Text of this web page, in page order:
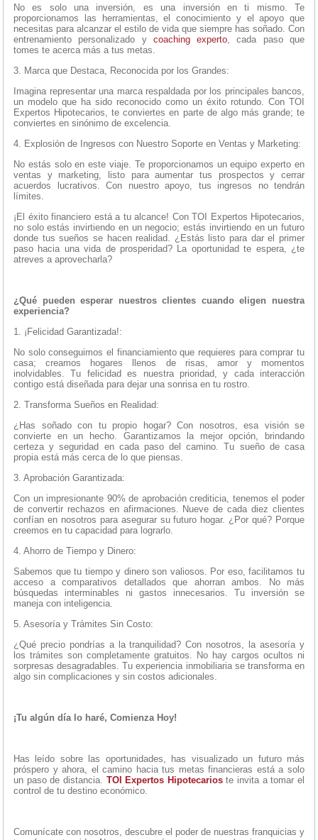
No es solo una inversión, es una inversión en ti mismo. Te
proporcionamos las herramientas, el conocimiento y el apoyo que
necesitas para alcanzar el estilo de vida que siempre has soñado. Con
entrenamiento personalizado y coaching experto, cada paso que
tomes te acerca más a tus metas.
3. Marca que Destaca, Reconocida por los Grandes:
Imagina representar una marca respaldada por los principales bancos,
un modelo que ha sido reconocido como un éxito rotundo. Con TOI
Expertos Hipotecarios, te conviertes en parte de algo más grande; te
conviertes en sinónimo de excelencia.
4. Explosión de Ingresos con Nuestro Soporte en Ventas y Marketing:
No estás solo en este viaje. Te proporcionamos un equipo experto en
ventas y marketing, listo para aumentar tus prospectos y cerrar
acuerdos lucrativos. Con nuestro apoyo, tus ingresos no tendrán
límites.
¡El éxito financiero está a tu alcance! Con TOI Expertos Hipotecarios,
no solo estás invirtiendo en un negocio; estás invirtiendo en un futuro
donde tus sueños se hacen realidad. ¿Estás listo para dar el primer
paso hacia una vida de prosperidad? La oportunidad te espera, ¿te
atreves a aprovecharla?
¿Qué pueden esperar nuestros clientes cuando eligen nuestra
experiencia?
1. ¡Felicidad Garantizada!:
No solo conseguimos el financiamiento que requieres para comprar tu
casa; creamos hogares llenos de risas, amor y momentos
inolvidables. Tu felicidad es nuestra prioridad, y cada interacción
contigo está diseñada para dejar una sonrisa en tu rostro.
2. Transforma Sueños en Realidad:
¿Has soñado con tu propio hogar? Con nosotros, esa visión se
convierte en un hecho. Garantizamos la mejor opción, brindando
certeza y seguridad en cada paso del camino. Tu sueño de casa
propia está más cerca de lo que piensas.
3. Aprobación Garantizada:
Con un impresionante 90% de aprobación crediticia, tenemos el poder
de convertir rechazos en afirmaciones. Nueve de cada diez clientes
confían en nosotros para asegurar su futuro hogar. ¿Por qué? Porque
creemos en tu capacidad para lograrlo.
4. Ahorro de Tiempo y Dinero:
Sabemos que tu tiempo y dinero son valiosos. Por eso, facilitamos tu
acceso a comparativos detallados que ahorran ambos. No más
búsquedas interminables ni gastos innecesarios. Tu inversión se
maneja con inteligencia.
5. Asesoría y Trámites Sin Costo:
¿Qué precio pondrías a la tranquilidad? Con nosotros, la asesoría y
los trámites son completamente gratuitos. No hay cargos ocultos ni
sorpresas desagradables. Tu experiencia inmobiliaria se transforma en
algo sin complicaciones y sin costos adicionales.
¡Tu algún día lo haré, Comienza Hoy!
Has leído sobre las oportunidades, has visualizado un futuro más
próspero y ahora, el camino hacia tus metas financieras está a solo
un paso de distancia. TOI Expertos Hipotecarioste invita a tomar el
control de tu destino económico.
Comunícate con nosotros, descubre el poder de nuestras franquicias y